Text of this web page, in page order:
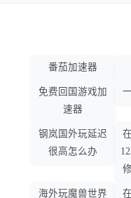
番茄加速器
免费回国游戏加
速器
钢岚国外玩延迟
很高怎么办
海外玩魔兽世界